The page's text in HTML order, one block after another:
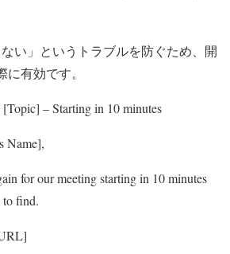
ない」というトラブルを防ぐため、開
有効です。
– Starting in 10 minutes
Name],
for our meeting starting in 10 minutes
to find.